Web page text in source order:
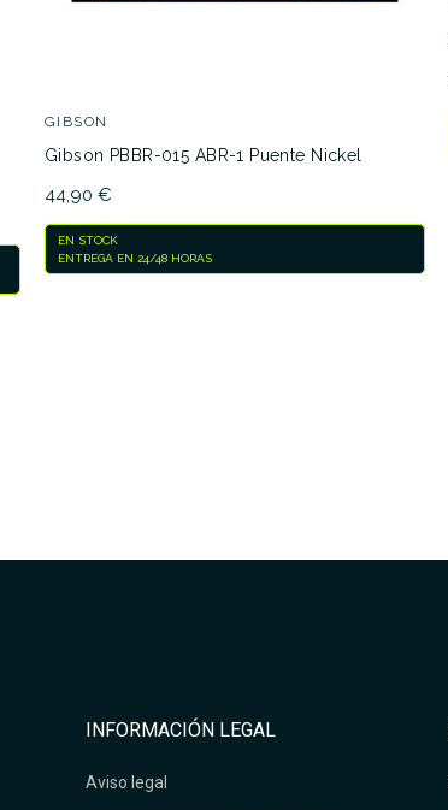
GIBSON
Gibson PBBR-015 ABR-1 Puente Nickel
44,90 €
EN STOCK
ENTREGA EN 24/48 HORAS
INFORMACIÓN LEGAL
Aviso legal